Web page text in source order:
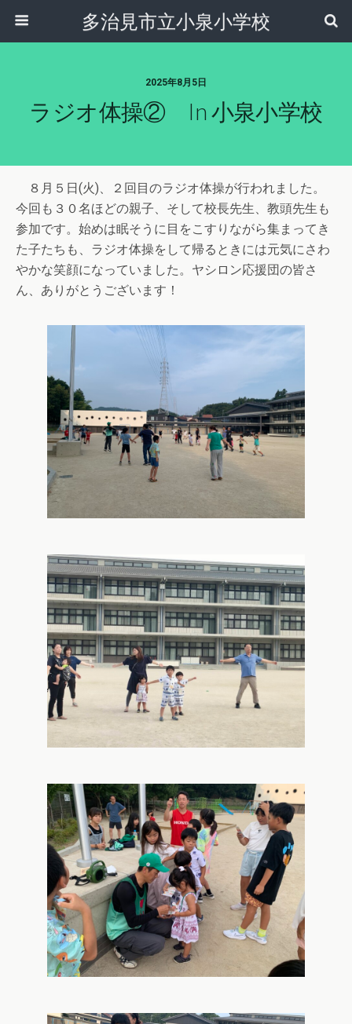
多治見市立小泉小学校
2025年8月5日
ラジオ体操② In 小泉小学校
８月５日(火)、２回目のラジオ体操が行われました。
今回も３０名ほどの親子、そして校長先生、教頭先生も
参加です。始めは眠そうに目をこすりながら集まってき
た子たちも、ラジオ体操をして帰るときには元気にさわ
やかな笑顔になっていました。ヤシロン応援団の皆さ
ん、ありがとうございます！